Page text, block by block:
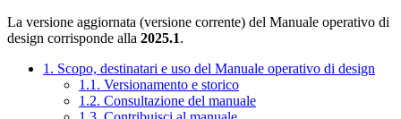
La versione aggiornata (versione corrente) del Manuale operativo di
design corrisponde alla 2025.1.
1. Scopo, destinatari e uso del Manuale operativo di design
1.1. Versionamento e storico
1.2. Consultazione del manuale